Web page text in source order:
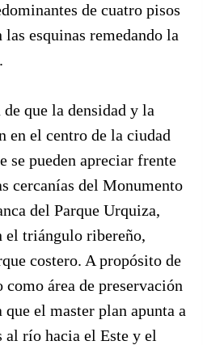
de cuatro pisos
esquinas remedando la
que la densidad y la
en el centro de la ciudad
se pueden apreciar frente
cercanías del Monumento
del Parque Urquiza,
el triángulo ribereño,
costero. A propósito de
como área de preservación
el master plan apunta a
río hacia el Este y el